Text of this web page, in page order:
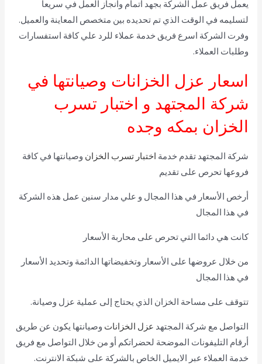
يعمل فريق عمل الشركة بجهد اتمام وانجاز العمل في سريعا
لتسليمه في الوقت الذي تم تحديده بين متخصص المعاينة والعميل.
وفرت الشركة اسرع فريق خدمة عملاء للرد علي كافة استفسارات
وطلبات العملاء.
اسعار عزل الخزانات وصيانتها في
شركة المجتهد و اختبار تسرب
الخزان بمكه وجده
شركة المجتهد تقدم خدمة اختبار تسرب الخزان وصيانتها في كافة
فروعها تحرص على تقديم
أرخص الأسعار في هذا المجال و علي مدار سنين عمل هذه الشركة
في هذا المجال
كانت هي دائما التي تحرص على محاربة الأسعار
من خلال عروضها على الأسعار وتخفيضاتها الدائمة وتحديد الأسعار
في هذا المجال
تتوقف على مساحة الخزان الذي يحتاج إلى عملية عزل وصيانة.
التواصل مع شركة المجتهد عزل الخزانات وصيانتها يكون عن طريق
أرقام التليفونات الموضحة لحضراتكم أو من خلال التواصل مع فريق
خدمة العملاء عبر الايميل الخاص بالشركة على شبكة الانترنت.